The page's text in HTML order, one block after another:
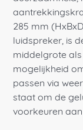
285 mm
luidspreker, is
middelgrote
mogelijkheid
passen via
staat om de
voorkeuren